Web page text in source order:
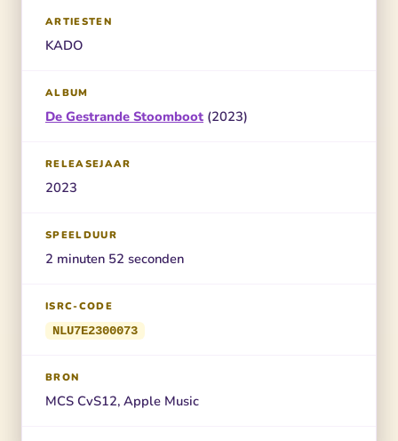
ARTIESTEN
KADO
ALBUM
De Gestrande Stoomboot (2023)
RELEASEJAAR
2023
SPEELDUUR
2 minuten 52 seconden
ISRC-CODE
NLU7E2300073
BRON
MCS CvS12, Apple Music